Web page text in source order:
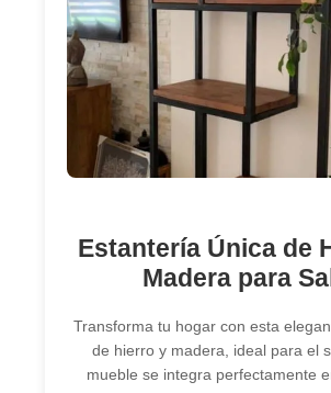
Estantería Única de
Madera para
Transforma tu hogar con esta
de hierro y madera, ideal para el
mueble se integra perfectamente